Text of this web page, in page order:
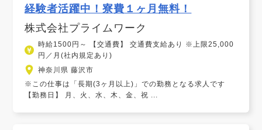
経験者活躍中！寮費１ヶ月無料！
株式会社プライムワーク
時給1500円～ 【交通費】 交通費支給あり ※上限25,000
円／月(社内規定あり)
神奈川県 藤沢市
※この仕事は「長期(3ヶ月以上)」での勤務となる求人です
【勤務日】 月、火、水、木、金、祝 ...